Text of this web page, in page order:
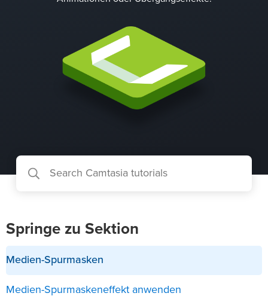
Springe zu Sektion
Medien-Spurmasken
Medien-Spurmaskeneffekt anwenden